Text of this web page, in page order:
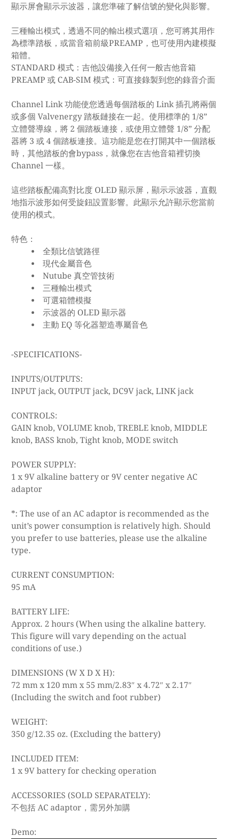
顯示屏會顯示示波器，讓您準確了解信號的變化與影響。
三種輸出模式，透過不同的輸出模式選項，您可將其用作
為標準踏板，或當音箱前級PREAMP，也可使用內建模擬
箱體。
STANDARD 模式：吉他設備接入任何一般吉他音箱
PREAMP 或 CAB-SIM 模式：可直接錄製到您的錄音介面
Channel Link 功能使您透過每個踏板的 Link 插孔將兩個
或多個 Valvenergy 踏板鏈接在一起。使用標準的 1/8”
立體聲導線，將 2 個踏板連接，或使用立體聲 1/8” 分配
器將 3 或 4 個踏板連接。這功能是您在打開其中一個踏板
時，其他踏板的會bypass，就像您在吉他音箱裡切換
Channel 一樣。
這些踏板配備高對比度 OLED 顯示屏，顯示示波器，直觀
地指示波形如何受旋鈕設置影響。此顯示允許顯示您當前
使用的模式。
特色：
全類比信號路徑
現代金屬音色
Nutube 真空管技術
三種輸出模式
可選箱體模擬
示波器的 OLED 顯示器
主動 EQ 等化器塑造專屬音色
-SPECIFICATIONS-
INPUTS/OUTPUTS:
INPUT jack, OUTPUT jack, DC9V jack, LINK jack
CONTROLS:
GAIN knob, VOLUME knob, TREBLE knob, MIDDLE
knob, BASS knob, Tight knob, MODE switch
POWER SUPPLY:
1 x 9V alkaline battery or 9V center negative AC
adaptor
*: The use of an AC adaptor is recommended as the
unit’s power consumption is relatively high. Should
you prefer to use batteries, please use the alkaline
type.
CURRENT CONSUMPTION:
95 mA
BATTERY LIFE:
Approx. 2 hours (When using the alkaline battery.
This figure will vary depending on the actual
conditions of use.)
DIMENSIONS (W X D X H):
72 mm x 120 mm x 55 mm/2.83″ x 4.72″ x 2.17″
(Including the switch and foot rubber)
WEIGHT:
350 g/12.35 oz. (Excluding the battery)
INCLUDED ITEM:
1 x 9V battery for checking operation
ACCESSORIES (SOLD SEPARATELY):
不包括 AC adaptor，需另外加購
Demo: